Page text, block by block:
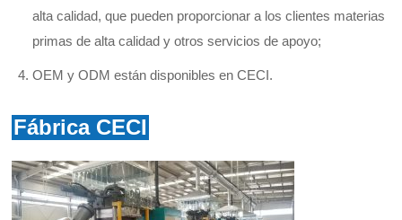
alta calidad, que pueden proporcionar a los clientes materias
primas de alta calidad y otros servicios de apoyo;
OEM y ODM están disponibles en CECI.
Fábrica CECI